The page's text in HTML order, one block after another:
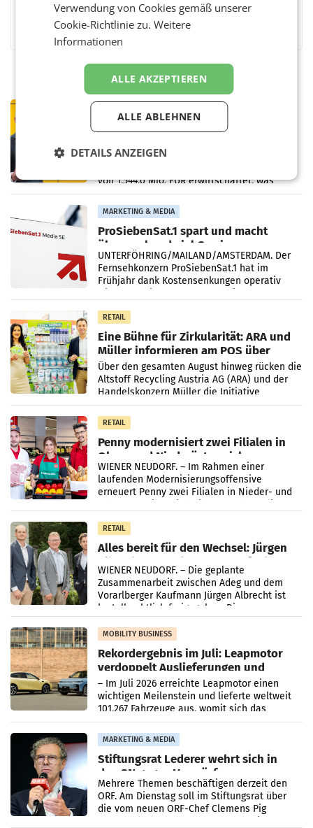
FacebookTwitterMessengerWhatsAppLinkedInXING Teilen
Österreichische Post: Umsatzplus im
Briefgeschäft
WIEN Die Österreichische Post AG hat im
von 1.544,0 Mio. EUR erwirtschaftet, was
einem Plus von 3,8 Prozent gegenüber dem
Vergleichszeitraum
MARKETING & MEDIA
ProSiebenSat.1 spart und macht
überraschend viel Gewinn
UNTERFÖHRING/MAILAND/AMSTERDAM. Der
Fernsehkonzern ProSiebenSat.1 hat im
Frühjahr dank Kostensenkungen operativ
RETAIL
Eine Bühne für Zirkularität: ARA und
Müller informieren am POS über
Kreislauffähigkeit
Über den gesamten August hinweg rücken die
Altstoff Recycling Austria AG (ARA) und der
Handelskonzern Müller die Initiative
„Kreislauf-Helden“ in allen österreichischen
Müller-Filialen
RETAIL
Penny modernisiert zwei Filialen in
Ober- und Niederösterreich
WIENER NEUDORF. – Im Rahmen einer
laufenden Modernisierungsoffensive
erneuert Penny zwei Filialen in Nieder- und
RETAIL
Alles bereit für den Wechsel: Jürgen
Albrecht setzt ab 1.1.2027 auf Adeg
WIENER NEUDORF. – Die geplante
Zusammenarbeit zwischen Adeg und dem
Vorarlberger Kaufmann Jürgen Albrecht ist
kartellrechtlich freigegeben: Die
Bundeswettbewerbsbehörde und der
Bundeskartellanwalt
MOBILITY BUSINESS
Rekordergebnis im Juli: Leapmotor
verdoppelt Auslieferungen und
überschreitet die 100.000er-Marke
– Im Juli 2026 erreichte Leapmotor einen
wichtigen Meilenstein und lieferte weltweit
101.267 Fahrzeuge aus, womit sich das
Ergebnis gegenüber Juli 2025 mehr als
verdoppelte (+102
MARKETING & MEDIA
Stiftungsrat Lederer wehrt sich in
den SN gegen Vorwürfe
Mehrere Themen beschäftigen derzeit den
ORF. Am Dienstag soll im Stiftungsrat über
die vom neuen ORF-Chef Clemens Pig
Verwendung von Cookies gemäß unserer
Cookie-Richtlinie zu.Weitere
Informationen
ALLE AKZEPTIEREN
ALLE ABLEHNEN
DETAILS ANZEIGEN